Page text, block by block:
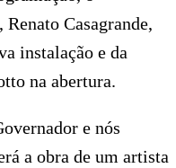
Casagrande,
instalação e da
na abertura.
e nós
a obra de um artista